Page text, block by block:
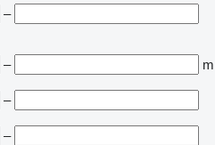
–
–
m
–
–